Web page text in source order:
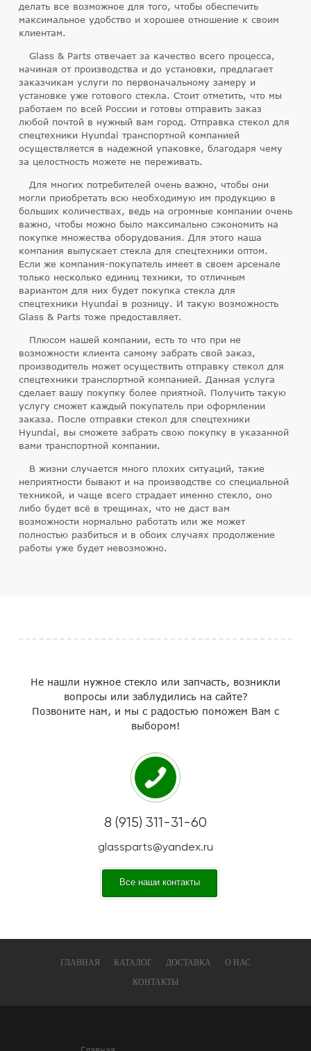
делать все возможное для того, чтобы обеспечить
максимальное удобство и хорошее отношение к своим
клиентам.
Glass & Parts отвечает за качество всего процесса,
начиная от производства и до установки, предлагает
заказчикам услуги по первоначальному замеру и
установке уже готового стекла. Стоит отметить, что мы
работаем по всей России и готовы отправить заказ
любой почтой в нужный вам город. Отправка стекол для
спецтехники Hyundai транспортной компанией
осуществляется в надежной упаковке, благодаря чему
за целостность можете не переживать.
Для многих потребителей очень важно, чтобы они
могли приобретать всю необходимую им продукцию в
больших количествах, ведь на огромные компании очень
важно, чтобы можно было максимально сэкономить на
покупке множества оборудования. Для этого наша
компания выпускает стекла для спецтехники оптом.
Если же компания-покупатель имеет в своем арсенале
только несколько единиц техники, то отличным
вариантом для них будет покупка стекла для
спецтехники Hyundai в розницу. И такую возможность
Glass & Parts тоже предоставляет.
Плюсом нашей компании, есть то что при не
возможности клиента самому забрать свой заказ,
производитель может осуществить отправку стекол для
спецтехники транспортной компанией. Данная услуга
сделает вашу покупку более приятной. Получить такую
услугу сможет каждый покупатель при оформлении
заказа. После отправки стекол для спецтехники
Hyundai, вы сможете забрать свою покупку в указанной
вами транспортной компании.
В жизни случается много плохих ситуаций, такие
неприятности бывают и на производстве со специальной
техникой, и чаще всего страдает именно стекло, оно
либо будет всё в трещинах, что не даст вам
возможности нормально работать или же может
полностью разбиться и в обоих случаях продолжение
работы уже будет невозможно.
Не нашли нужное стекло или запчасть, возникли
вопросы или заблудились на сайте?
Позвоните нам, и мы с радостью поможем Вам с
выбором!
8 (915) 311-31-60
glassparts@yandex.ru
Все наши контакты
ГЛАВНАЯ КАТАЛОГ ДОСТАВКА
О НАС
КОНТАКТЫ